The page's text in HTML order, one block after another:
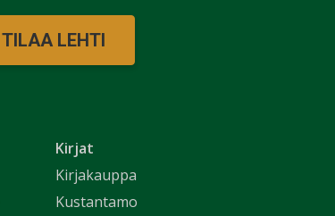
Kirjat
Kirjakauppa
Kustantamo
TILAA LEHTI